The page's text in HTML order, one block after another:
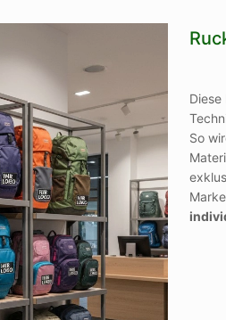
So